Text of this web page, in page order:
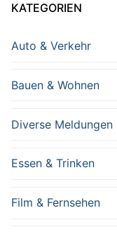
KATEGORIEN
Auto & Verkehr
Bauen & Wohnen
Diverse Meldungen
Essen & Trinken
Film & Fernsehen